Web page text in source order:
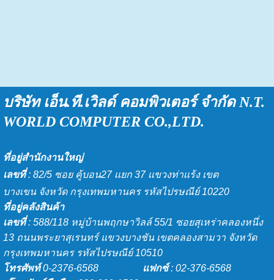
บริษัท เอ็น.ที.เวิลด์ คอมพิวเตอร์ จำกัด N.T.
WORLD COMPUTER CO.,LTD.
ที่อยู่สำนักงานใหญ่
เลขที่: 82/5 ซอย คู้บอน27 เเยก 37 เเขวงท่าเเร้ง เขต
บางเขน จังหวัด กรุงเทพมหานคร รหัสไปรษณีย์ 10220
ที่อยู่คลังสินค้า
เลขที่: 588/118 หมู่บ้านพฤกษาวิลล์ 55/1 ซอยสุเหร่าคลองหนึ่ง
13 ถนนพระยาสุเรนทร์ แขวงบางชัน เขตคลองสามวา จังหวัด
กรุงเทพมหานคร รหัสไปรษณีย์ 10510
โทรศัพท์0-2376-6568 แฟกซ์: 02-376-6568